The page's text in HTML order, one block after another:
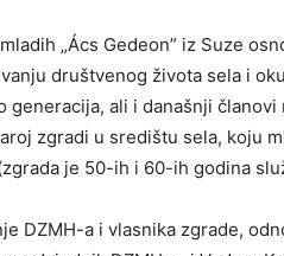
„Ács Gedeon” iz Suze
društvenog života sela i
generacija, ali i današnji
zgradi u središtu sela, koju
je 50-ih i 60-ih godina
DZMH-a i vlasnika zgrade,